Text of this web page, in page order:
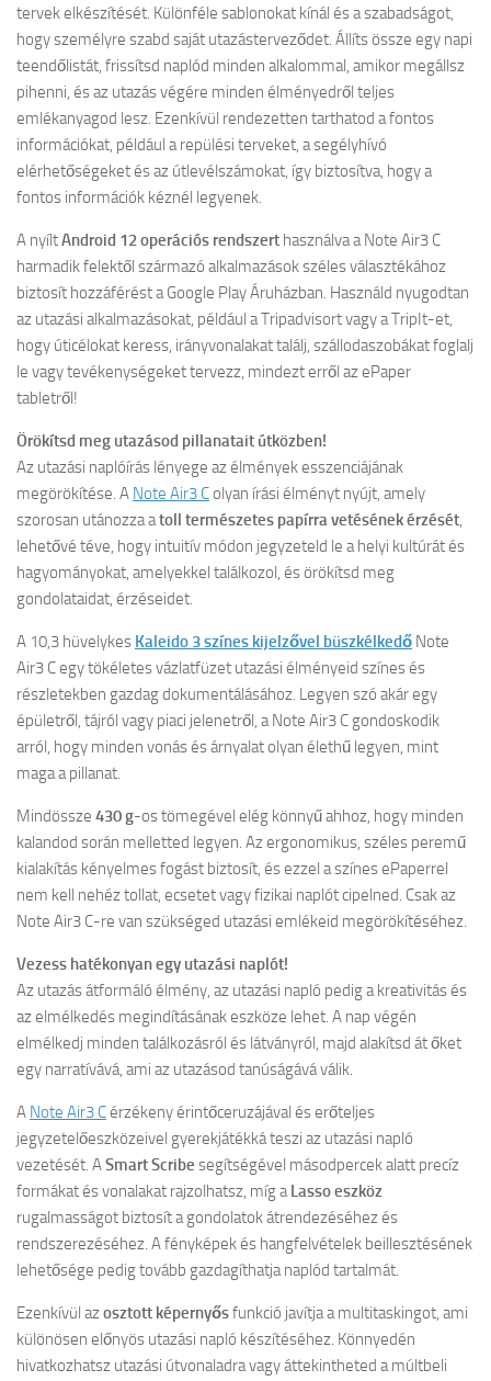
tervek elkészítését. Különféle sablonokat kínál és a szabadságot,
hogy személyre szabd saját utazásterveződet. Állíts össze egy napi
teendőlistát, frissítsd naplód minden alkalommal, amikor megállsz
pihenni, és az utazás végére minden élményedről teljes
emlékanyagod lesz. Ezenkívül rendezetten tarthatod a fontos
információkat, például a repülési terveket, a segélyhívó
elérhetőségeket és az útlevélszámokat, így biztosítva, hogy a
fontos információk kéznél legyenek.
A nyíltAndroid 12 operációs rendszert használva a Note Air3 C
harmadik felektől származó alkalmazások széles választékához
biztosít hozzáférést a Google Play Áruházban. Használd nyugodtan
az utazási alkalmazásokat, például a Tripadvisort vagy a TripIt-et,
hogy úticélokat keress, irányvonalakat találj, szállodaszobákat foglalj
le vagy tevékenységeket tervezz, mindezt erről az ePaper
tabletről!
Örökítsd meg utazásod pillanatait útközben!
Az utazási naplóírás lényege az élmények esszenciájának
megörökítése. A Note Air3 Colyan írási élményt nyújt, amely
szorosan utánozza atoll természetes papírra vetésének érzését,
lehetővé téve, hogy intuitív módon jegyzeteld le a helyi kultúrát és
hagyományokat, amelyekkel találkozol, és örökítsd meg
gondolataidat, érzéseidet.
A 10,3 hüvelykes Kaleido 3 színes kijelzővel büszkélkedő Note
Air3 C egy tökéletes vázlatfüzet utazási élményeid színes és
részletekben gazdag dokumentálásához. Legyen szó akár egy
épületről, tájról vagy piaci jelenetről, a Note Air3 C gondoskodik
arról, hogy minden vonás és árnyalat olyan élethű legyen, mint
maga a pillanat.
Mindössze 430 g-os tömegével elég könnyű ahhoz, hogy minden
kalandod során melletted legyen. Az ergonomikus, széles peremű
kialakítás kényelmes fogást biztosít, és ezzel a színes ePaperrel
nem kell nehéz tollat, ecsetet vagy fizikai naplót cipelned. Csak az
Note Air3 C-re van szükséged utazási emlékeid megörökítéséhez.
Vezess hatékonyan egy utazási naplót!
Az utazás átformáló élmény, az utazási napló pedig a kreativitás és
az elmélkedés megindításának eszköze lehet. A nap végén
elmélkedj minden találkozásról és látványról, majd alakítsd át őket
egy narratívává, ami az utazásod tanúságává válik.
A Note Air3 Cérzékeny érintőceruzájával és erőteljes
jegyzetelőeszközeivel gyerekjátékká teszi az utazási napló
vezetését. ASmart Scribe segítségével másodpercek alatt precíz
formákat és vonalakat rajzolhatsz, míg aLasso eszköz
rugalmasságot biztosít a gondolatok átrendezéséhez és
rendszerezéséhez. A fényképek és hangfelvételek beillesztésének
lehetősége pedig tovább gazdagíthatja naplód tartalmát.
Ezenkívül azosztott képernyősfunkció javítja a multitaskingot, ami
különösen előnyös utazási napló készítéséhez. Könnyedén
hivatkozhatsz utazási útvonaladra vagy áttekintheted a múltbeli